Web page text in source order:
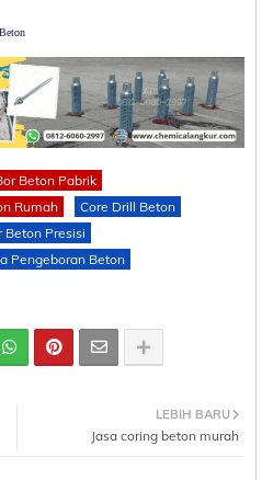
Beton Pabrik
Rumah
Core Drill Beton
Beton Presisi
Pengeboran Beton
LEBIH BARU
Jasa coring beton murah